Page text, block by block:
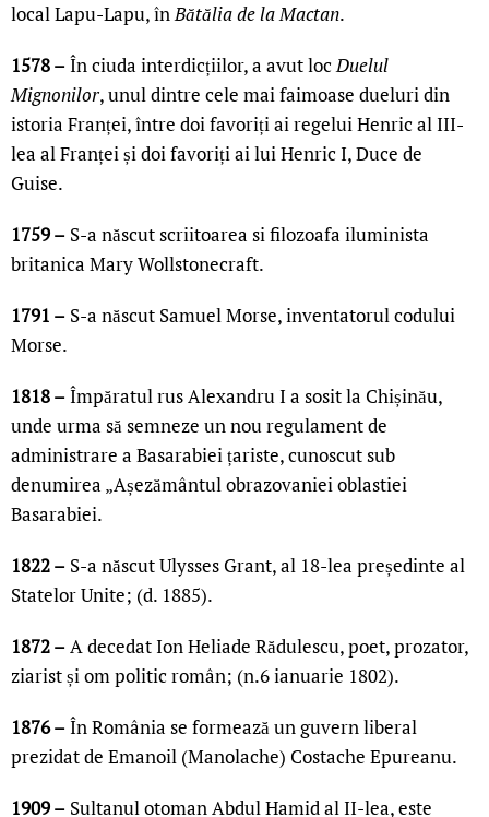
local Lapu-Lapu, înBătălia de la Mactan.
1578 –În ciuda interdicțiilor, a avut locDuelul
Mignonilor, unul dintre cele mai faimoase dueluri din
istoria Franței, între doi favoriți ai regelui Henric al III-
lea al Franței și doi favoriți ai lui Henric I, Duce de
Guise.
1759 – S-a născut scriitoarea si filozoafa iluminista
britanica Mary Wollstonecraft.
1791 – S-a născut Samuel Morse, inventatorul codului
Morse.
1818 –Împăratul rus Alexandru I a sosit la Chișinău,
unde urma să semneze un nou regulament de
administrare a Basarabiei țariste, cunoscut sub
denumirea „Așezământul obrazovaniei oblastiei
Basarabiei.
1822 – S-a născut Ulysses Grant, al 18-lea președinte al
Statelor Unite; (d. 1885).
1872 –A decedat Ion Heliade Rădulescu, poet, prozator,
ziarist și om politic român; (n.6 ianuarie 1802).
1876 –În România se formează un guvern liberal
prezidat de Emanoil (Manolache) Costache Epureanu.
1909 – Sultanul otoman Abdul Hamid al II-lea, este